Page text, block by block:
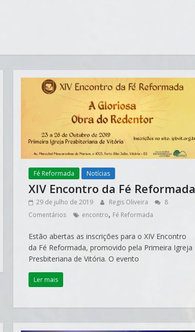
Fé Reformada Notícias
XIV Encontro da Fé Reformada
29 de julho de 2019 Regis Oliveira
8
Comentários
encontro, Fé Reformada
Estão abertas as inscrições para o XIV Encontro
da Fé Reformada, promovido pela Primeira Igreja
Presbiteriana de Vitória. O evento
Ler mais